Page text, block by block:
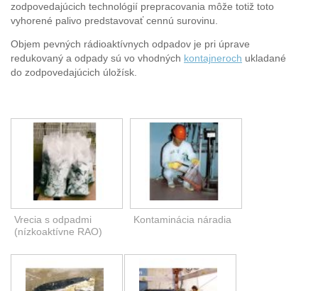
zodpovedajúcich technológií prepracovania môže totiž toto
vyhorené palivo predstavovať cennú surovinu.
Objem pevných rádioaktívnych odpadov je pri úprave
redukovaný a odpady sú vo vhodných kontajneroch ukladané
do zodpovedajúcich úložísk.
Vrecia s odpadmi
(nízkoaktívne RAO)
Kontaminácia náradia